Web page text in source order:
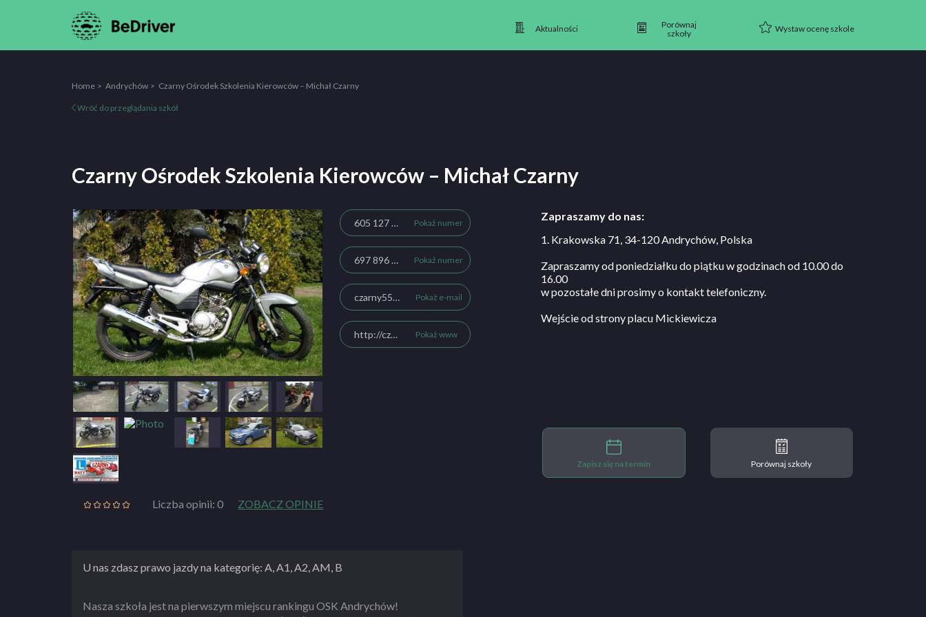
Aktualności
Porównaj
szkoły
Wystaw ocenę szkole
Home Andrychów Czarny Ośrodek Szkolenia Kierowców – Michał Czarny
Wróć do przeglądania szkół
Czarny Ośrodek Szkolenia Kierowców – Michał Czarny
Liczba opinii: 0 ZOBACZ OPINIE
605 127 127 Pokaż numer
697 896 648 Pokaż numer
czarny552@gmail.com Pokaż e-mail
http://czarny.info.pl Pokaż www
Zapraszamy do nas:
1. Krakowska 71, 34-120 Andrychów, Polska
Zapraszamy od poniedziałku do piątku w godzinach od 10.00 do
16.00
w pozostałe dni prosimy o kontakt telefoniczny.
Wejście od strony placu Mickiewicza
Zapisz się na termin Porównaj szkoły
U nas zdasz prawo jazdy na kategorię: A, A1, A2, AM, B
Nasza szkoła jest na pierwszym miejscu rankingu OSK Andrychów!